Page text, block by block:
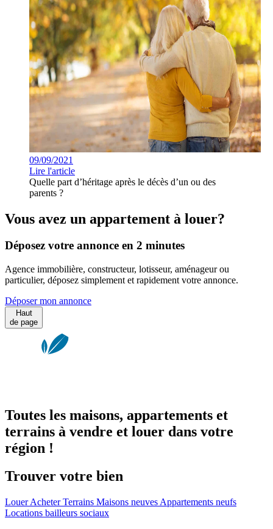
09/09/2021
Lire l'article
Quelle part d’héritage après le décès d’un ou des
parents ?
Vous avez un appartement à louer?
Déposez votre annonce en 2 minutes
Agence immobilière, constructeur, lotisseur, aménageur ou
particulier, déposez simplement et rapidement votre annonce.
Déposer mon annonce
Haut
de page
Toutes les maisons, appartements et
terrains à vendre et louer dans votre
région !
Trouver votre bien
LouerAcheterTerrains Maisons neuves Appartements neufs
Locations bailleurs sociaux